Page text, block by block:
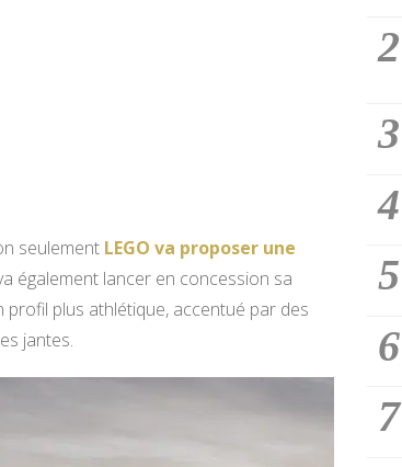
seulement LEGO va proposer une
également lancer en concession sa
profil plus athlétique, accentué par des
jantes.